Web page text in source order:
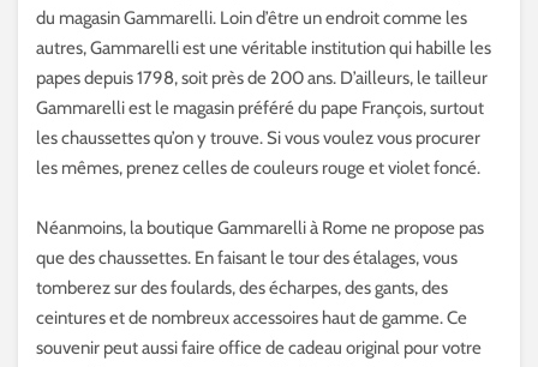
du magasin Gammarelli. Loin d’être un endroit comme les
autres, Gammarelli est une véritable institution qui habille les
papes depuis 1798, soit près de 200 ans. D’ailleurs, le tailleur
Gammarelli est le magasin préféré du pape François, surtout
les chaussettes qu’on y trouve. Si vous voulez vous procurer
les mêmes, prenez celles de couleurs rouge et violet foncé.
Néanmoins, la boutique Gammarelli à Rome ne propose pas
que des chaussettes. En faisant le tour des étalages, vous
tomberez sur des foulards, des écharpes, des gants, des
ceintures et de nombreux accessoires haut de gamme. Ce
souvenir peut aussi faire office de cadeau original pour votre